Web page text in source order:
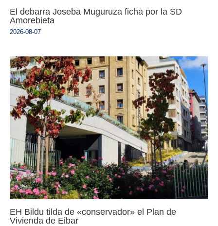
El debarra Joseba Muguruza ficha por la SD
Amorebieta
2026-08-07
EH Bildu tilda de «conservador» el Plan de
Vivienda de Eibar